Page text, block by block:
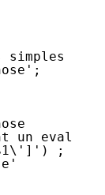
un eval
;